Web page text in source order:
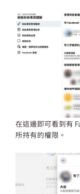
在這邊即可看到有
所持有的權限。